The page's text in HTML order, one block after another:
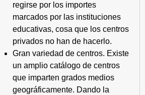
regirse por los importes
marcados por las instituciones
educativas, cosa que los centros
privados no han de hacerlo.
Gran variedad de centros. Existe
un amplio catálogo de centros
que imparten grados medios
geográficamente. Dando la